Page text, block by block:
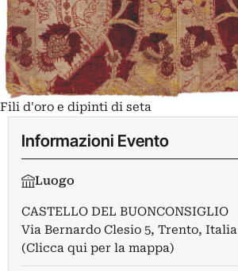
Fili d'oro e dipinti di seta
Informazioni Evento
Luogo
CASTELLO DEL BUONCONSIGLIO
Via Bernardo Clesio 5, Trento, Italia
(Clicca qui per la mappa)